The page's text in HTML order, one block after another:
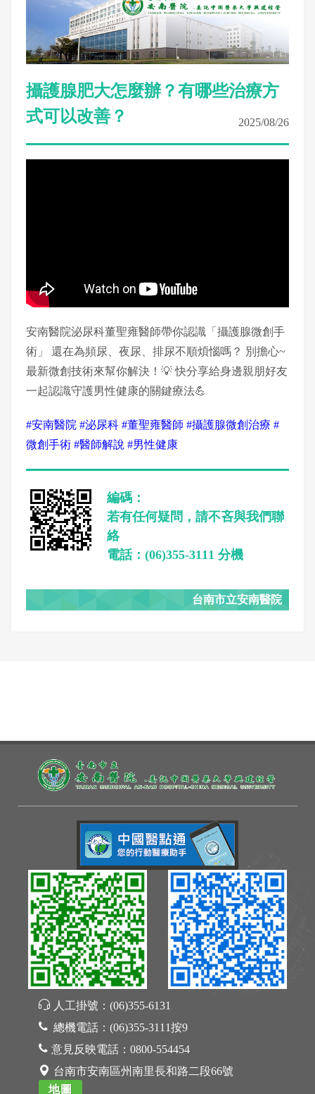
攝護腺肥大怎麼辦？有哪些治療方
式可以改善？
2025/08/26
安南醫院泌尿科董聖雍醫師帶你認識「攝護腺微創手
術」 還在為頻尿、夜尿、排尿不順煩惱嗎？ 別擔心~
最新微創技術來幫你解決！💡 快分享給身邊親朋好友
一起認識守護男性健康的關鍵療法💪
#安南醫院 #泌尿科 #董聖雍醫師 #攝護腺微創治療 #
微創手術 #醫師解說 #男性健康
編碼：
若有任何疑問，請不吝與我們聯
絡
電話：(06)355-3111 分機
台南市立安南醫院
人工掛號： (06)355-6131
總機電話： (06)355-3111按9
意見反映電話： 0800-554454
台南市安南區州南里長和路二段66號
地圖